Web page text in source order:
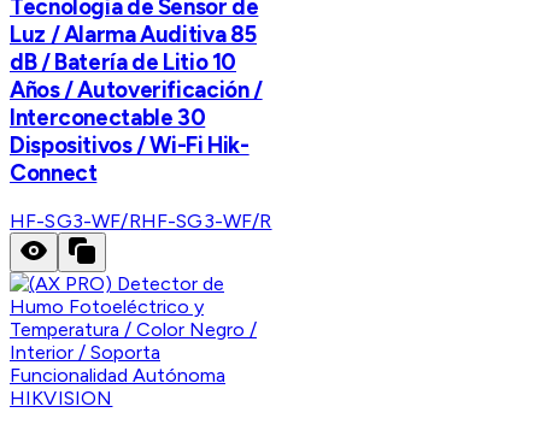
Tecnología de Sensor de
Luz / Alarma Auditiva 85
dB / Batería de Litio 10
Años / Autoverificación /
Interconectable 30
Dispositivos / Wi-Fi Hik-
Connect
HF-SG3-WF/RHF-SG3-WF/R
HIKVISION